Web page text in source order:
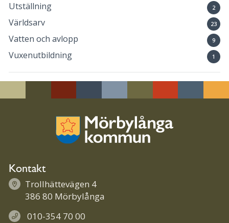
Utställning 2
Världsarv 23
Vatten och avlopp 9
Vuxenutbildning 1
Kontakt
Trollhättevägen 4
386 80 Mörbylånga
010-354 70 00